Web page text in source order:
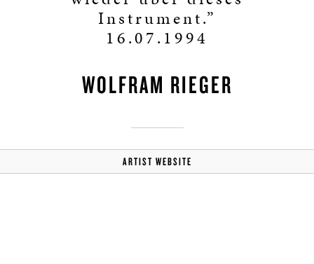
Instrument.”
16.07.1994
WOLFRAM RIEGER
ARTIST WEBSITE